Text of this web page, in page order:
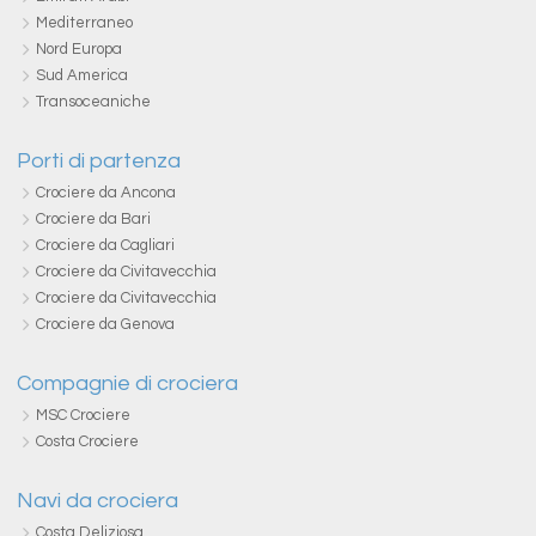
Mediterraneo
Nord Europa
Sud America
Transoceaniche
Porti di partenza
Crociere da Ancona
Crociere da Bari
Crociere da Cagliari
Crociere da Civitavecchia
Crociere da Civitavecchia
Crociere da Genova
Compagnie di crociera
MSC Crociere
Costa Crociere
Navi da crociera
Costa Deliziosa